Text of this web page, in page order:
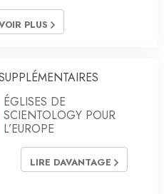
PLUS
ÉGLISES DE
SCIENTOLOGY POUR
L’EUROPE
LIRE DAVANTAGE